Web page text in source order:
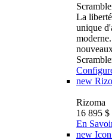
La
unique
new
Rizoma
16 895 $
En
new